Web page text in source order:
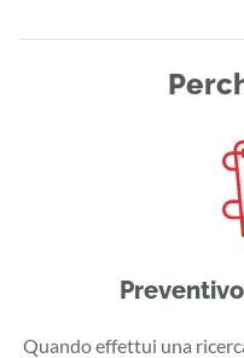
Quando effettui una